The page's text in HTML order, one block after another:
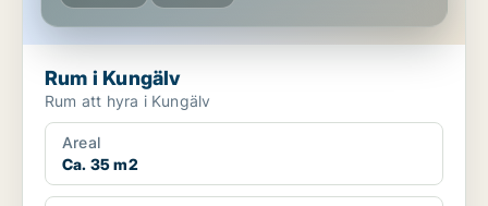
Rum i Kungälv
Rum att hyra i Kungälv
Areal
Ca. 35 m2